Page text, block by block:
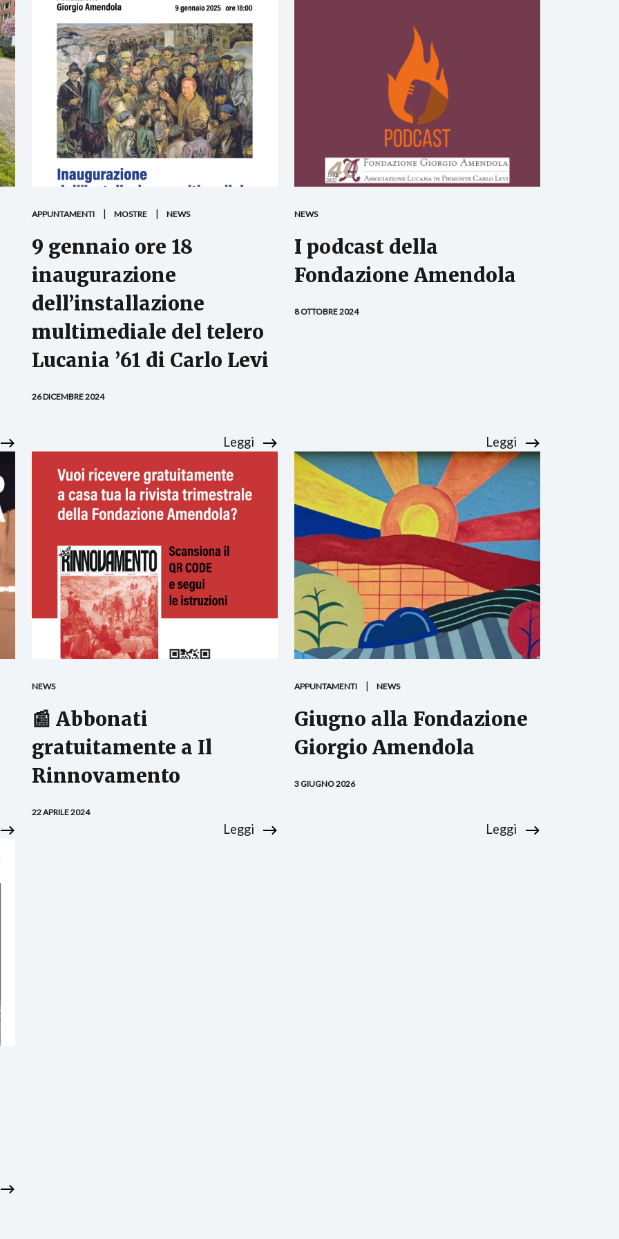
APPUNTAMENTI MOSTRE NEWS
9 gennaio ore 18
inaugurazione
dell’installazione
multimediale del telero
Lucania ’61 di Carlo Levi
26 DICEMBRE 2024
Leggi
NEWS
I podcast della
Fondazione Amendola
8 OTTOBRE 2024
Leggi
NEWS
📰 Abbonati
gratuitamente a Il
Rinnovamento
22 APRILE 2024
Leggi
APPUNTAMENTI NEWS
Giugno alla Fondazione
Giorgio Amendola
3 GIUGNO 2026
Leggi